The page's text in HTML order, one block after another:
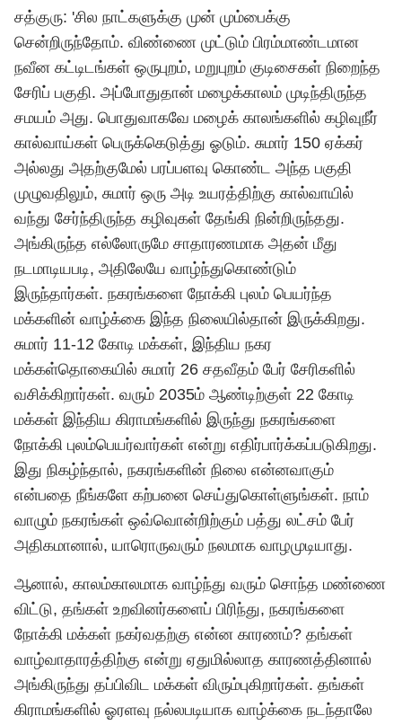
சத்குரு: 'சில நாட்களுக்கு முன் மும்பைக்கு
சென்றிருந்தோம். விண்ணை முட்டும் பிரம்மாண்டமான
நவீன கட்டிடங்கள் ஒருபுறம், மறுபுறம் குடிசைகள் நிறைந்த
சேரிப் பகுதி. அப்போதுதான் மழைக்காலம் முடிந்திருந்த
சமயம் அது. பொதுவாகவே மழைக் காலங்களில் கழிவுநீர்
கால்வாய்கள் பெருக்கெடுத்து ஓடும். சுமார் 150 ஏக்கர்
அல்லது அதற்குமேல் பரப்பளவு கொண்ட அந்த பகுதி
முழுவதிலும், சுமார் ஒரு அடி உயரத்திற்கு கால்வாயில்
வந்து சேர்ந்திருந்த கழிவுகள் தேங்கி நின்றிருந்தது.
அங்கிருந்த எல்லோருமே சாதாரணமாக அதன் மீது
நடமாடியபடி, அதிலேயே வாழ்ந்துகொண்டும்
இருந்தார்கள். நகரங்களை நோக்கி புலம் பெயர்ந்த
மக்களின் வாழ்க்கை இந்த நிலையில்தான் இருக்கிறது.
சுமார் 11-12 கோடி மக்கள், இந்திய நகர
மக்கள்தொகையில் சுமார் 26 சதவீதம் பேர் சேரிகளில்
வசிக்கிறார்கள். வரும் 2035ம் ஆண்டிற்குள் 22 கோடி
மக்கள் இந்திய கிராமங்களில் இருந்து நகரங்களை
நோக்கி புலம்பெயர்வார்கள் என்று எதிர்பார்க்கப்படுகிறது.
இது நிகழ்ந்தால், நகரங்களின் நிலை என்னவாகும்
என்பதை நீங்களே கற்பனை செய்துகொள்ளுங்கள். நாம்
வாழும் நகரங்கள் ஒவ்வொன்றிற்கும் பத்து லட்சம் பேர்
அதிகமானால், யாரொருவரும் நலமாக வாழமுடியாது.
ஆனால், காலம்காலமாக வாழ்ந்து வரும் சொந்த மண்ணை
விட்டு, தங்கள் உறவினர்களைப் பிரிந்து, நகரங்களை
நோக்கி மக்கள் நகர்வதற்கு என்ன காரணம்? தங்கள்
வாழ்வாதாரத்திற்கு என்று‌ ஏதுமில்லாத காரணத்தினால்
அங்கிருந்து தப்பிவிட மக்கள் விரும்புகிறார்கள். தங்கள்
கிராமங்களில் ஓரளவு நல்லபடியாக வாழ்க்கை நடந்தாலே